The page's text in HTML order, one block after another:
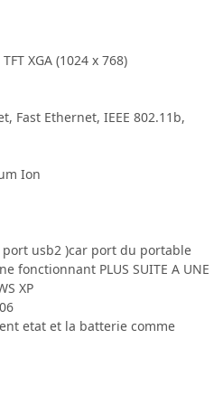
XGA (1024 x 768)
Fast Ethernet, IEEE 802.11b,
Ion
usb2 )car port du portable
fonctionnant PLUS SUITE A UNE
XP
etat et la batterie comme